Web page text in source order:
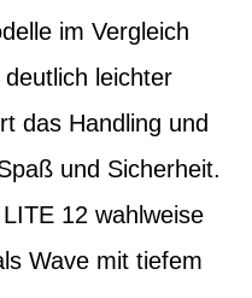
im Vergleich
leichter
das Handling und
und Sicherheit.
12 wahlweise
Wave mit tiefem